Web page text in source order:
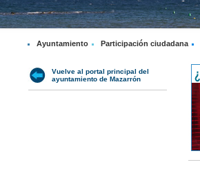
Ayuntamiento Participación ciudadana
Vuelve al portal principal del
ayuntamiento de Mazarrón